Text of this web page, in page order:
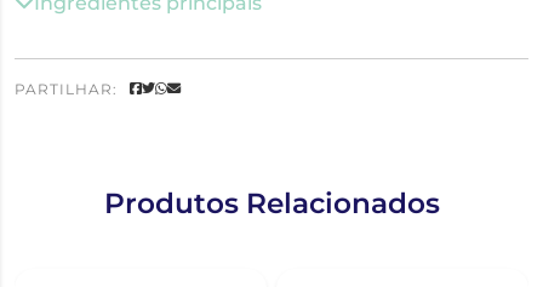
PARTILHAR:
Produtos Relacionados